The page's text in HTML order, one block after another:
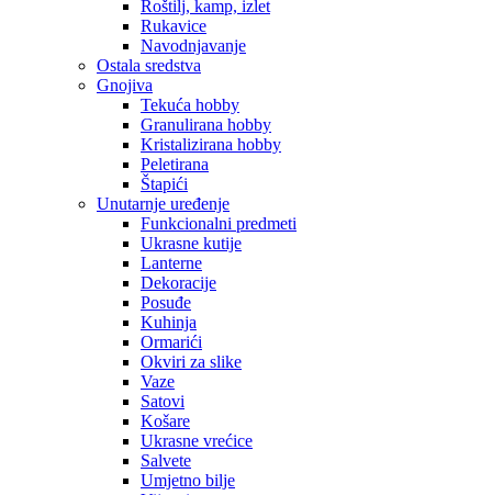
Roštilj, kamp, izlet
Rukavice
Navodnjavanje
Ostala sredstva
Gnojiva
Tekuća hobby
Granulirana hobby
Kristalizirana hobby
Peletirana
Štapići
Unutarnje uređenje
Funkcionalni predmeti
Ukrasne kutije
Lanterne
Dekoracije
Posuđe
Kuhinja
Ormarići
Okviri za slike
Vaze
Satovi
Košare
Ukrasne vrećice
Salvete
Umjetno bilje